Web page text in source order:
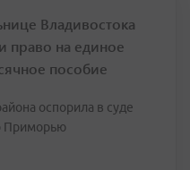
Владивостока
право на единое
пособие
оспорила в суде
Приморью